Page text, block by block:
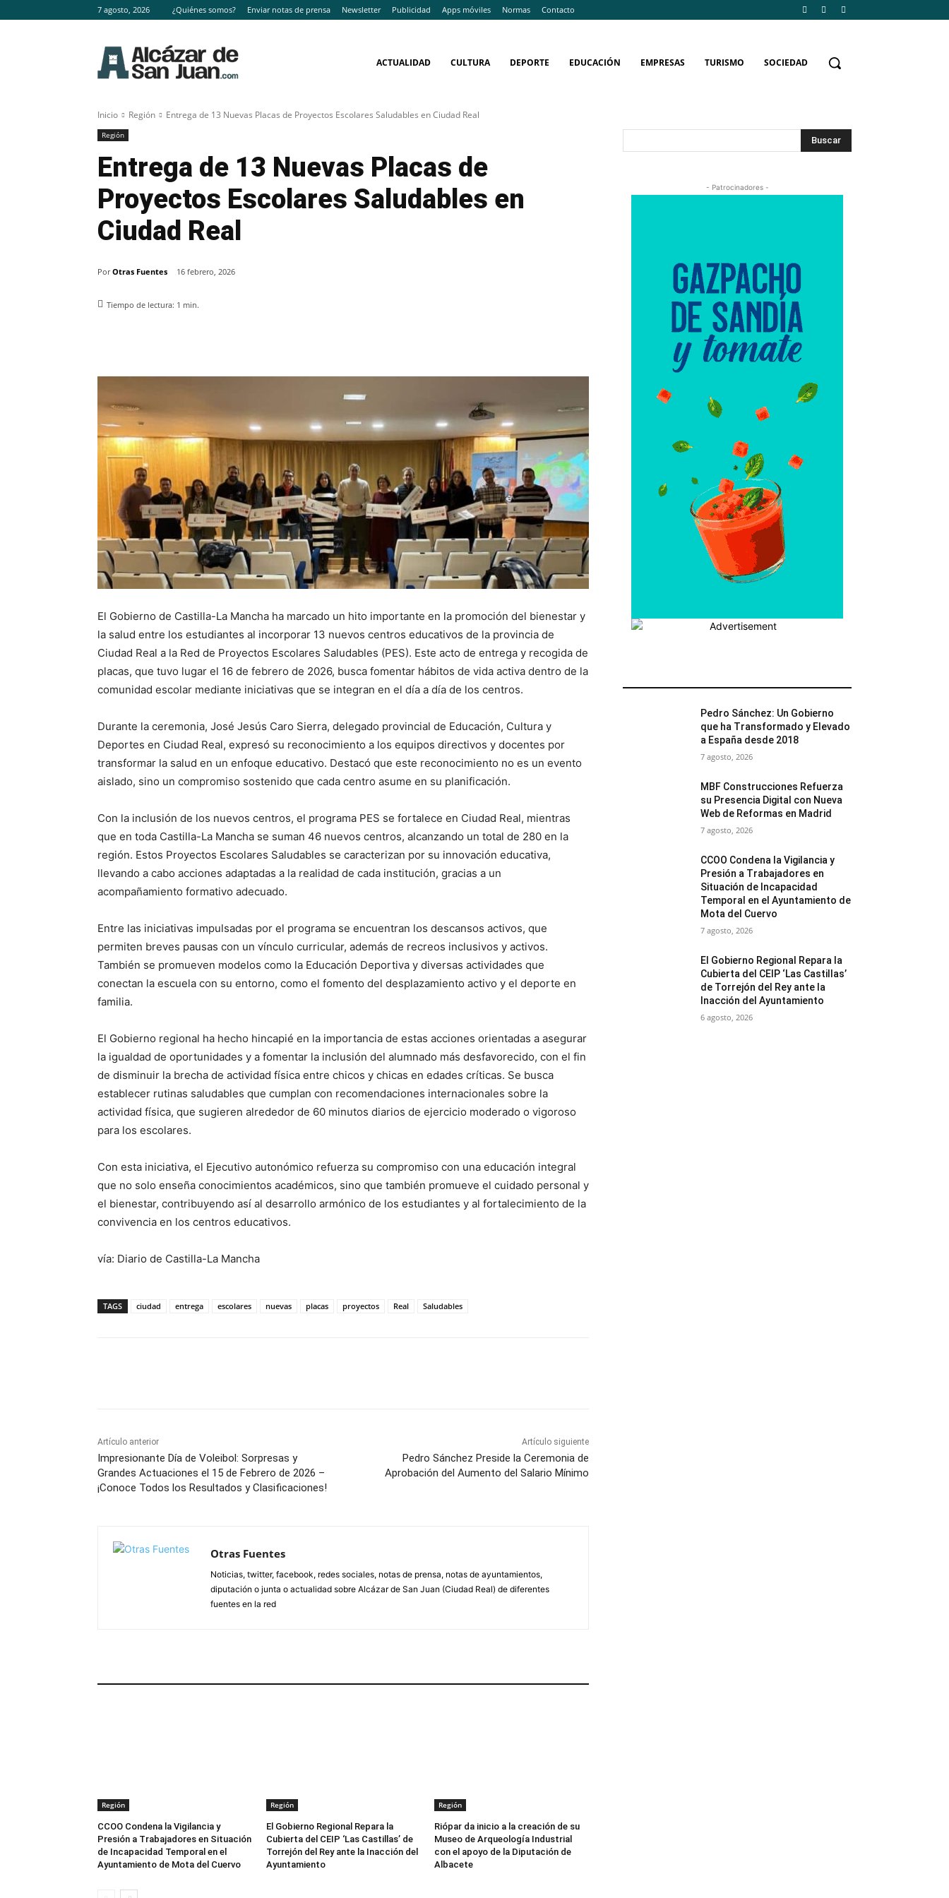
7 agosto, 2026 ¿Quiénes somos? Enviar notas de prensa Newsletter Publicidad Apps móviles Normas Contacto
ACTUALIDAD CULTURA DEPORTE EDUCACIÓN EMPRESAS TURISMO SOCIEDAD
Inicio Región Entrega de 13 Nuevas Placas de Proyectos Escolares Saludables en Ciudad Real
Región
Entrega de 13 Nuevas Placas de
Proyectos Escolares Saludables en
Ciudad Real
Por Otras Fuentes 16 febrero, 2026
Tiempo de lectura: 1 min.
El Gobierno de Castilla-La Mancha ha marcado un hito importante en la promoción del bienestar y
la salud entre los estudiantes al incorporar 13 nuevos centros educativos de la provincia de
Ciudad Real a la Red de Proyectos Escolares Saludables (PES). Este acto de entrega y recogida de
placas, que tuvo lugar el 16 de febrero de 2026, busca fomentar hábitos de vida activa dentro de la
comunidad escolar mediante iniciativas que se integran en el día a día de los centros.
Durante la ceremonia, José Jesús Caro Sierra, delegado provincial de Educación, Cultura y
Deportes en Ciudad Real, expresó su reconocimiento a los equipos directivos y docentes por
transformar la salud en un enfoque educativo. Destacó que este reconocimiento no es un evento
aislado, sino un compromiso sostenido que cada centro asume en su planificación.
Con la inclusión de los nuevos centros, el programa PES se fortalece en Ciudad Real, mientras
que en toda Castilla-La Mancha se suman 46 nuevos centros, alcanzando un total de 280 en la
región. Estos Proyectos Escolares Saludables se caracterizan por su innovación educativa,
llevando a cabo acciones adaptadas a la realidad de cada institución, gracias a un
acompañamiento formativo adecuado.
Entre las iniciativas impulsadas por el programa se encuentran los descansos activos, que
permiten breves pausas con un vínculo curricular, además de recreos inclusivos y activos.
También se promueven modelos como la Educación Deportiva y diversas actividades que
conectan la escuela con su entorno, como el fomento del desplazamiento activo y el deporte en
familia.
El Gobierno regional ha hecho hincapié en la importancia de estas acciones orientadas a asegurar
la igualdad de oportunidades y a fomentar la inclusión del alumnado más desfavorecido, con el fin
de disminuir la brecha de actividad física entre chicos y chicas en edades críticas. Se busca
establecer rutinas saludables que cumplan con recomendaciones internacionales sobre la
actividad física, que sugieren alrededor de 60 minutos diarios de ejercicio moderado o vigoroso
para los escolares.
Con esta iniciativa, el Ejecutivo autonómico refuerza su compromiso con una educación integral
que no solo enseña conocimientos académicos, sino que también promueve el cuidado personal y
el bienestar, contribuyendo así al desarrollo armónico de los estudiantes y al fortalecimiento de la
convivencia en los centros educativos.
vía: Diario de Castilla-La Mancha
TAGS ciudad entrega escolares nuevas placas proyectos Real Saludables
Artículo anterior
Impresionante Día de Voleibol: Sorpresas y
Grandes Actuaciones el 15 de Febrero de 2026 –
¡Conoce Todos los Resultados y Clasificaciones!
Artículo siguiente
Pedro Sánchez Preside la Ceremonia de
Aprobación del Aumento del Salario Mínimo
Otras Fuentes
Noticias, twitter, facebook, redes sociales, notas de prensa, notas de ayuntamientos,
diputación o junta o actualidad sobre Alcázar de San Juan (Ciudad Real) de diferentes
fuentes en la red
Región
CCOO Condena la Vigilancia y
Presión a Trabajadores en Situación
de Incapacidad Temporal en el
Ayuntamiento de Mota del Cuervo
Región
El Gobierno Regional Repara la
Cubierta del CEIP ‘Las Castillas’ de
Torrejón del Rey ante la Inacción del
Ayuntamiento
Región
Riópar da inicio a la creación de su
Museo de Arqueología Industrial
con el apoyo de la Diputación de
Albacete
Buscar
- Patrocinadores -
Pedro Sánchez: Un Gobierno
que ha Transformado y Elevado
a España desde 2018
7 agosto, 2026
MBF Construcciones Refuerza
su Presencia Digital con Nueva
Web de Reformas en Madrid
7 agosto, 2026
CCOO Condena la Vigilancia y
Presión a Trabajadores en
Situación de Incapacidad
Temporal en el Ayuntamiento de
Mota del Cuervo
7 agosto, 2026
El Gobierno Regional Repara la
Cubierta del CEIP ‘Las Castillas’
de Torrejón del Rey ante la
Inacción del Ayuntamiento
6 agosto, 2026